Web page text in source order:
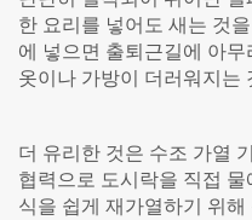
한 요리를 넣어도 새는 것
에 넣으면 출퇴근길에 아
옷이나 가방이 더러워지는
더 유리한 것은 수조 가열
협력으로 도시락을 직접
식을 쉽게 재가열하기 위